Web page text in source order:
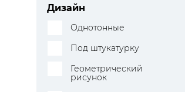
Дизайн
Однотонные
Под штукатурку
Геометрический
рисунок